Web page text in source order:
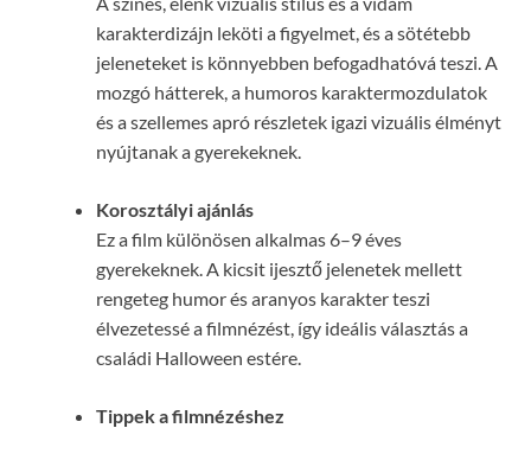
karakterdizájn leköti a figyelmet, és a sötétebb
jeleneteket is könnyebben befogadhatóvá teszi. A
mozgó hátterek, a humoros karaktermozdulatok
és a szellemes apró részletek igazi vizuális élményt
nyújtanak a gyerekeknek.
Korosztályi ajánlás
Ez a film különösen alkalmas 6–9 éves
gyerekeknek. A kicsit ijesztő jelenetek mellett
rengeteg humor és aranyos karakter teszi
élvezetessé a filmnézést, így ideális választás a
családi Halloween estére.
Tippek a filmnézéshez